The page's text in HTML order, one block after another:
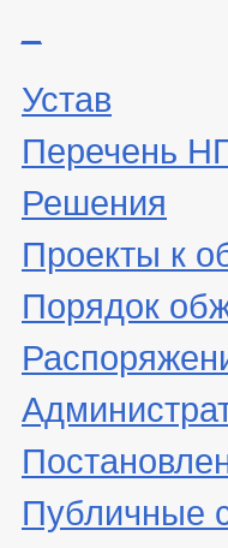
Устав
Перечень
Решения
Проекты к
Порядок
Публичные